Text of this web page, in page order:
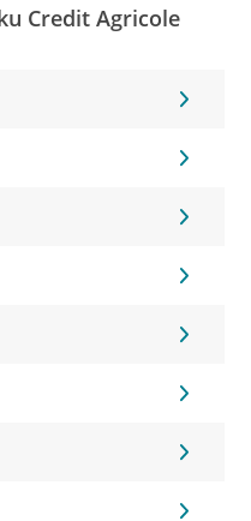
Credit Agricole